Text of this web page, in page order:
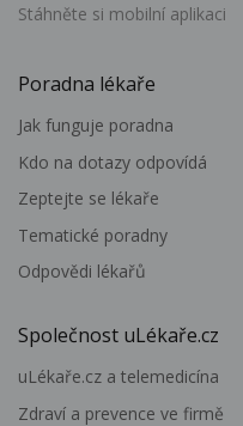
Stáhněte si mobilní aplikaci
Poradna lékaře
Jak funguje poradna
Kdo na dotazy odpovídá
Zeptejte se lékaře
Tematické poradny
Odpovědi lékařů
Společnost uLékaře.cz
uLékaře.cz a telemedicína
Zdraví a prevence ve firmě